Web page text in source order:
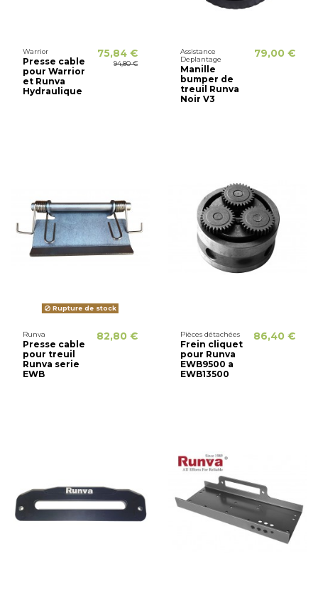
Warrior
Presse cable
pour Warrior
et Runva
Hydraulique
75,84 €
94,80 €
Assistance
Deplantage
Manille
bumper de
treuil Runva
Noir V3
79,00 €
Rupture de stock
Runva
Presse cable
pour treuil
Runva serie
EWB
82,80 € Pièces détachées
Frein cliquet
pour Runva
EWB9500 a
EWB13500
86,40 €